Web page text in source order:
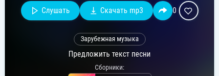
Слушать Скачать mp3 0
Зарубежная музыка
Предложить текст песни
Сборники: